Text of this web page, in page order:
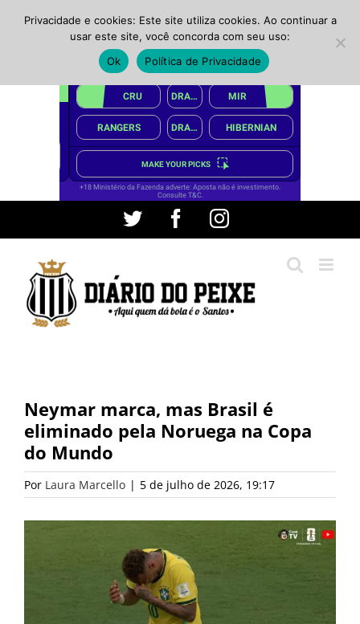
conteúdo
Twitter FacebookInstagram
Neymar marca, mas Brasil é
eliminado pela Noruega na Copa
do Mundo
Por Laura Marcello | 5 de julho de 2026, 19:17
Privacidade e cookies: Este site utiliza cookies. Ao continuar a
usar este site, você concorda com seu uso:
Ok
Política de Privacidade